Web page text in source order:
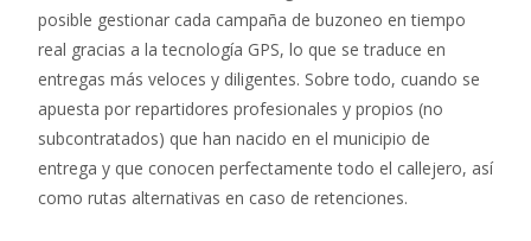
posible gestionar cada campaña de buzoneo en tiempo
real gracias a la tecnología GPS, lo que se traduce en
entregas más veloces y diligentes. Sobre todo, cuando se
apuesta por repartidores profesionales y propios (no
subcontratados) que han nacido en el municipio de
entrega y que conocen perfectamente todo el callejero, así
como rutas alternativas en caso de retenciones.